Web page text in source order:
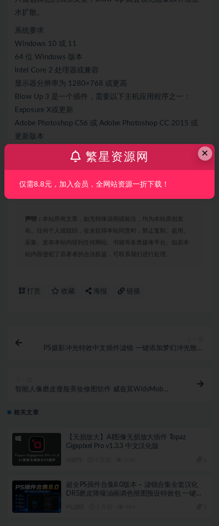
水扩散。
系统要求
Windows 10 或 11
64 位 Windows 版本
Intel Core 2 处理器或兼容
显示器分辨率为 1280×768 或更高
Blow Up 3 是一个插件，需要以下主机应用程序之一：
Exposure X或更新
Adobe Photoshop CS6 或 Adob​​e Photoshop CC 2015 或
更新版本
Adobe Lightroom 6 或 Adob​​e Lightroom CC 2015 或更新
声明： 本站所有文章，如无特殊说明或标注，均为本站原创发
布。任何个人或组织，在未征得本站同意时，禁止复制、盗用、
采集、发布本站内容到任何网站、书籍等各类媒体平台。如若本
站内容侵犯了原著者的合法权益，可联系我们进行处理。
打赏 收藏 海报 链接
PS摄影冲光特效中文插件滤镜 一键添加梦幻冲光散景
智能人像磨皮瘦脸美妆修图软件 威兹莫WidsMob
相关文章
【无损放大】AI图像无损放大插件 Topaz
Gigapixel Pro v1.3.3 中文汉化版
超全PS插件合集8.0版本 – 滤镜合集全套汉化
DR5磨皮降噪油画调色抠图预设特效包 一键安
×
繁星资源网
仅需8.8元，加入会员，全网站资源一折下载！